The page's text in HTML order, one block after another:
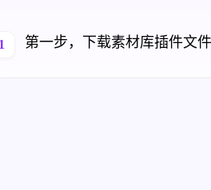
1 第一步，下载素材库插件文